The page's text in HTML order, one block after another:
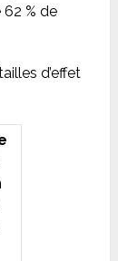
% de
d’effet